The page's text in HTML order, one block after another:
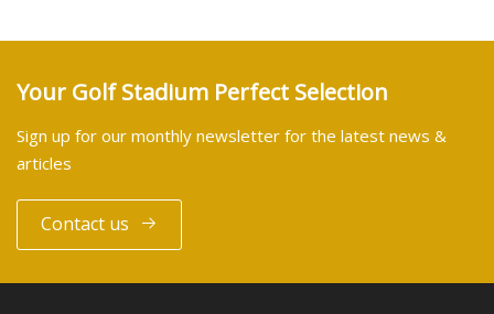
Your Golf Stadium Perfect Selection
Sign up for our monthly newsletter for the latest news &
articles
Contact us